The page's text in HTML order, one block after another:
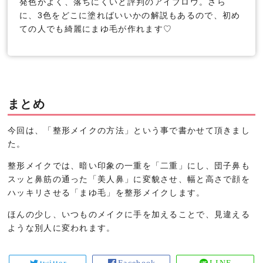
に、3色をどこに塗ればいいかの解説もあるので、初め
ての人でも綺麗にまゆ毛が作れます♡
まとめ
今回は、「整形メイクの方法」という事で書かせて頂きまし
た。
整形メイクでは、暗い印象の一重を「二重」にし、団子鼻も
スッと鼻筋の通った「美人鼻」に変貌させ、幅と高さで顔を
ハッキリさせる「まゆ毛」を整形メイクします。
ほんの少し、いつものメイクに手を加えることで、見違える
ような別人に変われます。